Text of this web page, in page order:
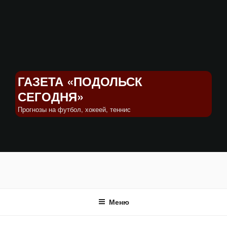
ГАЗЕТА «ПОДОЛЬСК
СЕГОДНЯ»
Прогнозы на футбол, хокеей, теннис
Меню